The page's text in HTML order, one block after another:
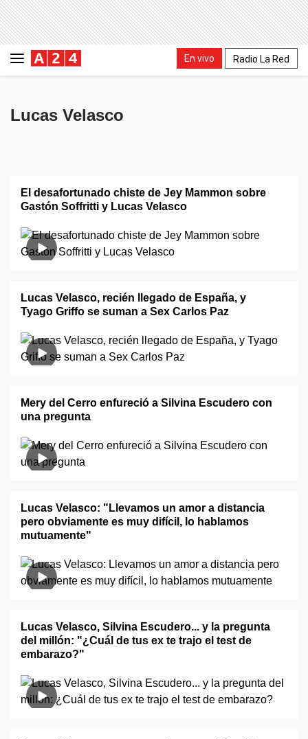
En vivo Radio La Red
Lucas Velasco
El desafortunado chiste de Jey Mammon sobre
Gastón Soffritti y Lucas Velasco
Lucas Velasco, recién llegado de España, y
Tyago Griffo se suman a Sex Carlos Paz
Mery del Cerro enfureció a Silvina Escudero con
una pregunta
Lucas Velasco: "Llevamos un amor a distancia
pero obviamente es muy difícil, lo hablamos
mutuamente"
Lucas Velasco, Silvina Escudero... y la pregunta
del millón: "¿Cuál de tus ex te trajo el test de
embarazo?"